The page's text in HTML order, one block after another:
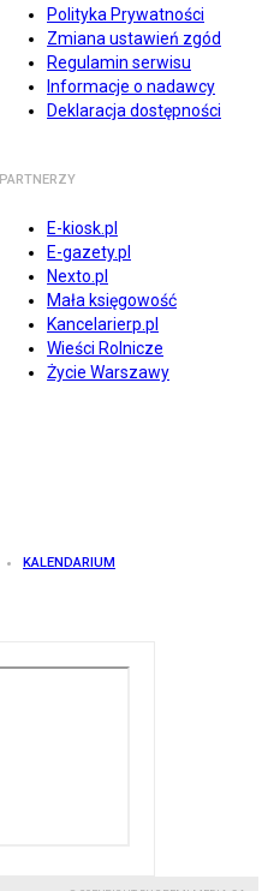
Polityka Prywatności
Zmiana ustawień zgód
Regulamin serwisu
Informacje o nadawcy
Deklaracja dostępności
PARTNERZY
E-kiosk.pl
E-gazety.pl
Nexto.pl
Mała księgowość
Kancelarierp.pl
Wieści Rolnicze
Życie Warszawy
KALENDARIUM